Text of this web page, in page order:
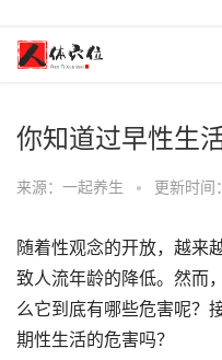
你知道过早性生
来源：一起养生 • 更新时
随着性观念的开放，越来
致人流年龄的降低。然而
么它到底有哪些危害呢？
期性生活的危害吗？